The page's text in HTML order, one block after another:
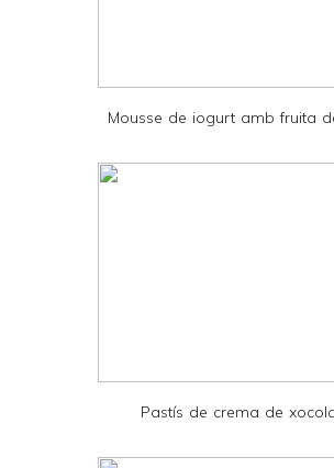
d
Mousse de iogurt amb fruita
Pastís de crema de